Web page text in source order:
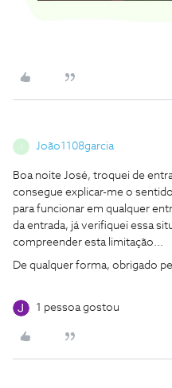
João1108garcia
Boa noite José, troquei de
consegue explicar-me o
para funcionar em qualquer
da entrada, já verifiquei essa
compreender esta limitação...
De qualquer forma, obrigado
1 pessoa gostou